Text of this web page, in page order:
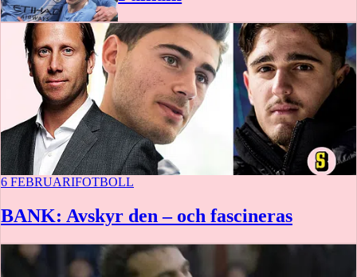
6 FEBRUARIFOTBOLL
BANK: Avskyr den – och fascineras